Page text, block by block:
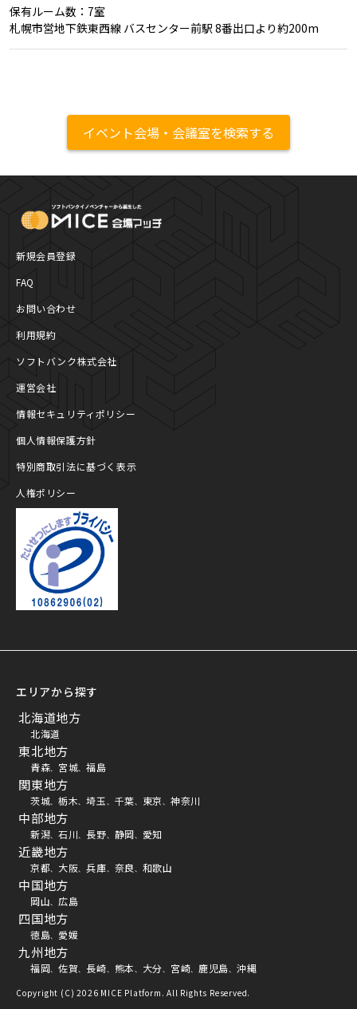
保有ルーム数：7室
札幌市営地下鉄東西線 バスセンター前駅 8番出口より約200m
イベント会場・会議室を検索する
新規会員登録
FAQ
お問い合わせ
利用規約
ソフトバンク株式会社
運営会社
情報セキュリティポリシー
個人情報保護方針
特別商取引法に基づく表示
人権ポリシー
エリアから探す
北海道地方
北海道
東北地方
青森、 宮城、 福島
関東地方
茨城、 栃木、 埼玉、 千葉、 東京、 神奈川
中部地方
新潟、 石川、 長野、 静岡、 愛知
近畿地方
京都、 大阪、 兵庫、 奈良、 和歌山
中国地方
岡山、 広島
四国地方
徳島、 愛媛
九州地方
福岡、 佐賀、 長崎、 熊本、 大分、 宮崎、 鹿児島、 沖縄
Copyright (C) 2026 MICE Platform. All Rights Reserved.